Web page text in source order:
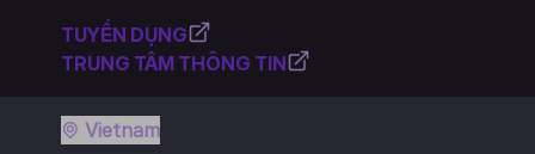
TUYỂN DỤNG
TRUNG TÂM THÔNG TIN
Vietnam